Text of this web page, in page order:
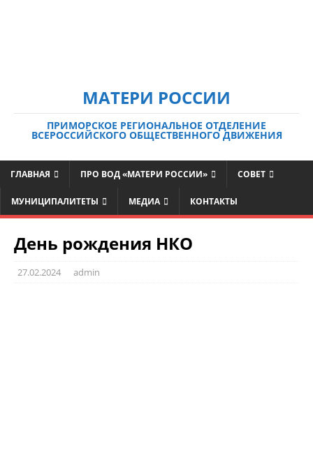
МАТЕРИ РОССИИ
ПРИМОРСКОЕ РЕГИОНАЛЬНОЕ ОТДЕЛЕНИЕ
ВСЕРОССИЙСКОГО ОБЩЕСТВЕННОГО ДВИЖЕНИЯ
ГЛАВНАЯ ПРО ВОД «МАТЕРИ РОССИИ» СОВЕТ
МУНИЦИПАЛИТЕТЫ МЕДИА КОНТАКТЫ
День рождения НКО
27.02.2024 admin